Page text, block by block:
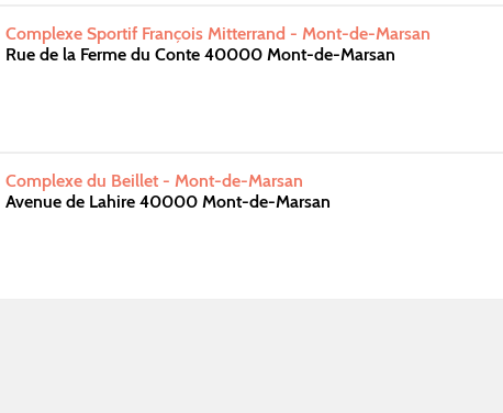
Complexe Sportif François Mitterrand - Mont-de-Marsan
Rue de la Ferme du Conte 40000 Mont-de-Marsan
Complexe du Beillet - Mont-de-Marsan
Avenue de Lahire 40000 Mont-de-Marsan